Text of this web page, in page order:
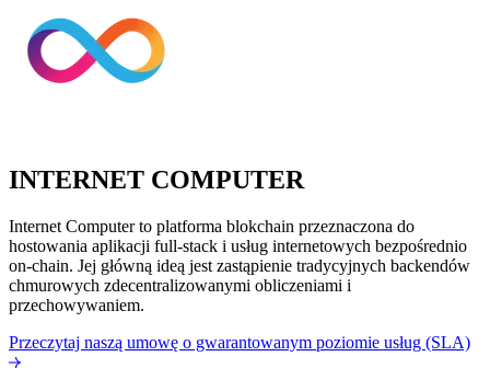
INTERNET COMPUTER
Internet Computer to platforma blokchain przeznaczona do
hostowania aplikacji full-stack i usług internetowych bezpośrednio
on-chain. Jej główną ideą jest zastąpienie tradycyjnych backendów
chmurowych zdecentralizowanymi obliczeniami i
przechowywaniem.
Przeczytaj naszą umowę o gwarantowanym poziomie usług (SLA)